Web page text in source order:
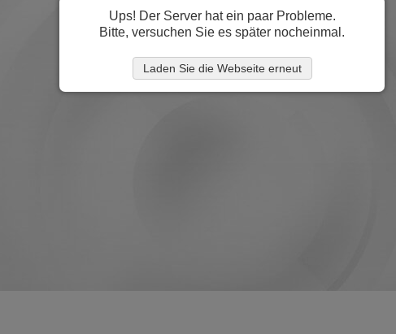
Ups! Der Server hat ein paar Probleme.
Bitte, versuchen Sie es später nocheinmal.
Laden Sie die Webseite erneut